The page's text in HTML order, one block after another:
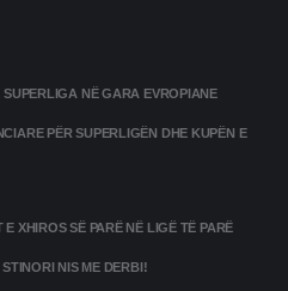
NË GARA EVROPIANE
PËR SUPERLIGËN DHE KUPËN E
XHIROS SË PARË NË LIGË TË PARË
NIS ME DERBI!